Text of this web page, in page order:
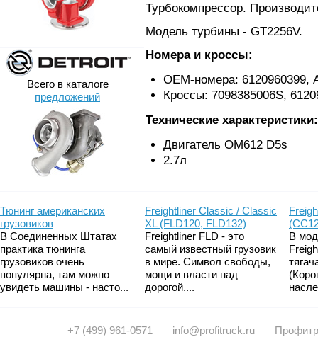
Всего в каталоге
предложений
Турбокомпрессор.
Модель турбины - GT2256V.
Номера и кроссы:
ОЕМ-номера: 6120960399,
Кроссы: 7098385006S,
Технические характеристики:
Двигатель OM612 D5s
2.7л
Тюнинг американских
грузовиков
В Соединенных Штатах
практика тюнинга
грузовиков очень
популярна, там можно
увидеть машины - насто...
Freightliner Classic / Classic
XL (FLD120, FLD132)
Freightliner FLD - это
самый известный грузовик
в мире. Символ свободы,
мощи и власти над
дорогой....
В
+7 (499) 961-0571 — info@profitruck.ru —